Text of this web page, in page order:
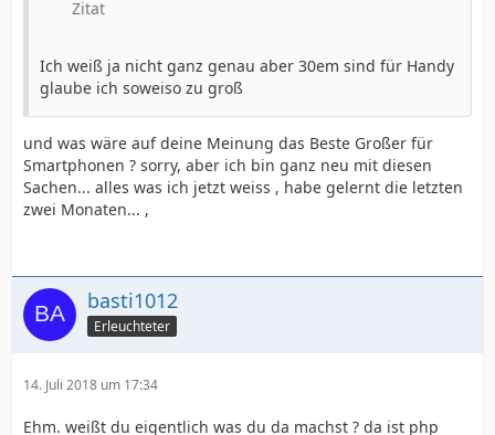
Zitat
Ich weiß ja nicht ganz genau aber 30em sind für Handy
glaube ich soweiso zu groß
und was wäre auf deine Meinung das Beste Großer für
Smartphonen ? sorry, aber ich bin ganz neu mit diesen
Sachen... alles was ich jetzt weiss , habe gelernt die letzten
zwei Monaten... ,
basti1012
Erleuchteter
14. Juli 2018 um 17:34
Ehm. weißt du eigentlich was du da machst ? da ist php